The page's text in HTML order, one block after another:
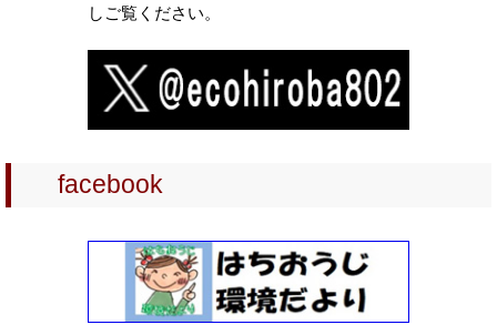
2024-12-13
西部地区環境市民会議ホームページ・オープン
東南部地区環境市民会議ホームページ・オープン
2024 川の学習サポーター 養成講座（第2期）
2024 川の学習サポーター 養成講座（第1期）
《 オンエア 》2024年2月毎月曜日・八王子FMーぜひご聴取
しご覧ください。
facebook